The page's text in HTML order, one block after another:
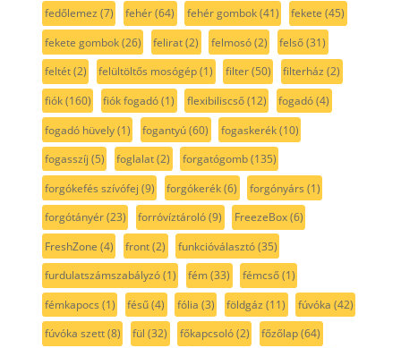
fedőlemez (7) fehér(64) fehér gombok(41) fekete (45)
fekete gombok(26) felirat(2) felmosó(2) felső(31)
feltét(2) felültöltős mosógép(1) filter(50) filterház (2)
fiók(160) fiók fogadó(1) flexibiliscső(12) fogadó(4)
fogadó hüvely(1) fogantyú(60) fogaskerék(10)
fogasszíj (5) foglalat(2) forgatógomb(135)
forgókefés szívófej (9) forgókerék(6) forgónyárs (1)
forgótányér(23) forróvíztároló(9) FreezeBox(6)
FreshZone (4) front(2) funkcióválasztó(35)
furdulatszámszabályzó(1) fém(33) fémcső(1)
fémkapocs (1) fésű(4) fólia (3) földgáz (11) fúvóka (42)
fúvóka szett(8) fül (32) főkapcsoló(2) főzőlap(64)